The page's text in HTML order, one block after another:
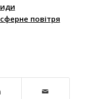
повітря